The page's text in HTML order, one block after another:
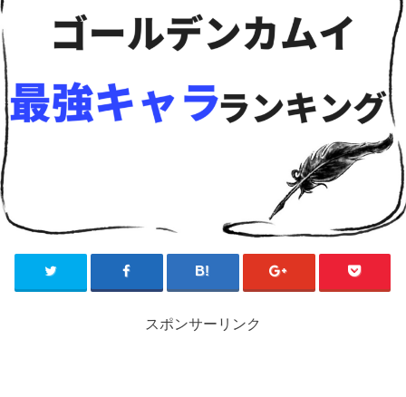
スポンサーリンク